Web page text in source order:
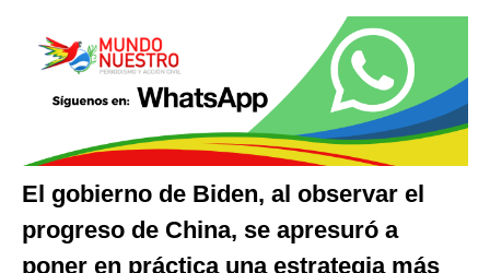
El gobierno de Biden, al observar el
progreso de China, se apresuró a
poner en práctica una estrategia más